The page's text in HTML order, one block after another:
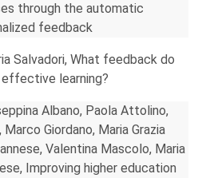
through the automatic
feedback
Salvadori, What feedback do
learning?
Albano, Paola Attolino,
Giordano, Maria Grazia
Valentina Mascolo, Maria
Improving higher education